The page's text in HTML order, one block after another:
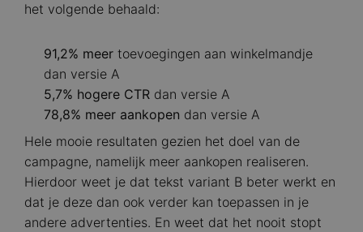
het volgende behaald:
91,2% meer toevoegingen aan winkelmandje
dan versie A
5,7% hogere CTR dan versie A
78,8% meer aankopen dan versie A
Hele mooie resultaten gezien het doel van de
campagne, namelijk meer aankopen realiseren.
Hierdoor weet je dat tekst variant B beter werkt en
dat je deze dan ook verder kan toepassen in je
andere advertenties. En weet dat het nooit stopt